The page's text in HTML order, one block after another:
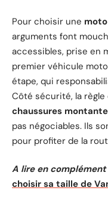
Pour choisir une
arguments font
accessibles, prise en
premier véhicule
étape, qui
Côté sécurité, la
chaussures
pas négociables. Ils
pour profiter de la
A lire en complément
choisir sa taille de